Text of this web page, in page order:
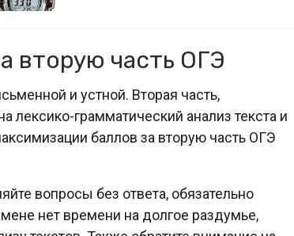
вторую часть ОГЭ
и устной. Вторая часть,
лексико-грамматический анализ текста и
баллов за вторую часть ОГЭ
вопросы без ответа, обязательно
нет времени на долгое раздумье,